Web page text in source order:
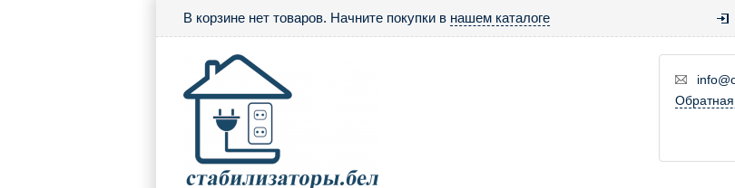
В корзине нет товаров. Начните покупки в нашем каталоге
Обратная